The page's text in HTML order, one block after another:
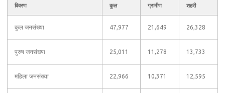
विवरण कुल ग्रामीण शहरी
कुल जनसंख्या 47,977 21,649 26,328
पुरुष जनसंख्या 25,011 11,278 13,733
महिला जनसंख्या 22,966 10,371 12,595